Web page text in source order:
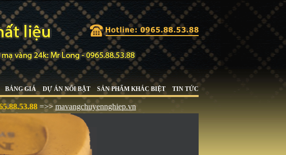
BẢNG GIÁ DỰ ÁN NỔI BẬT SẢN PHẨM KHÁC BIỆT TIN TỨC
=>>mavangchuyennghiep.vn